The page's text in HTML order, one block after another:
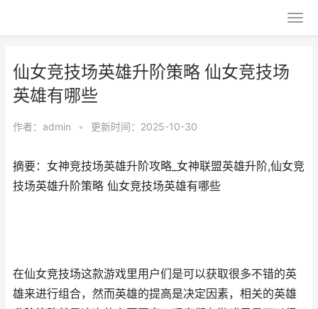
仙女竞技场英雄升阶策略 仙女竞技场
英雄有哪些
作者： admin • 更新时间：2025-10-30
摘要：女神竞技场英雄升阶攻略_女神联盟英雄升阶,仙女竞
技场英雄升阶策略 仙女竞技场英雄有哪些
在仙女竞技场这款游戏里用户们是可以获取很多不错的英
雄来进行组合，然而英雄的提高是决定因素，相关的英雄